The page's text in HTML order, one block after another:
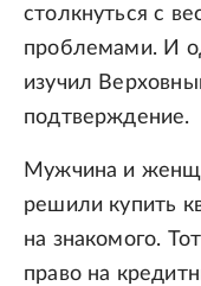
столкнуться с
проблемами. И
изучил
подтверждение.
Мужчина и
решили купить
на знакомого.
право на